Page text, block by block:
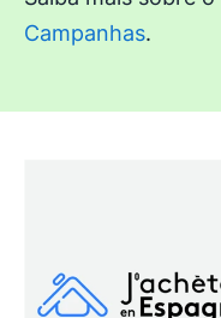
Campanhas.